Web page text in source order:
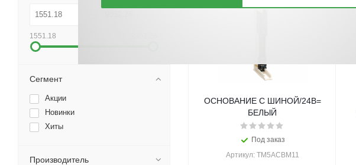
ОСНОВАНИЕ С ШИНОЙ/24В=
БЕЛЫЙ
Под заказ
Артикул: TM5ACBM11
1551.18
Сегмент
Акции
Новинки
Хиты
Производитель